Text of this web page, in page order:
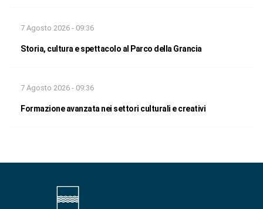
7 Agosto 2026 - 09:36
Storia, cultura e spettacolo al Parco della Grancia
7 Agosto 2026 - 09:36
Formazione avanzata nei settori culturali e creativi